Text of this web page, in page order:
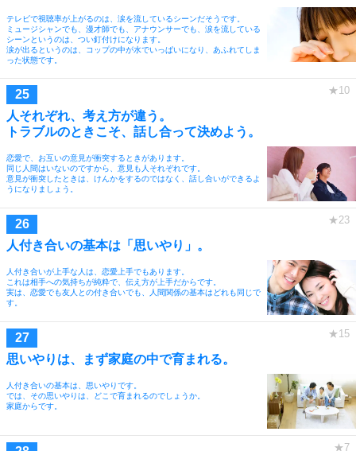
テレビで視聴率が上がるのは、涙を流しているシーンだそうです。
ミュージシャンでも、漫才師でも、アナウンサーでも、涙を流している
シーンというのは、つい釘付けになります。
涙が出るというのは、コップの中が水でいっぱいになり、あふれてしま
った状態です。
人それぞれ、考え方が違う。
トラブルのときこそ、話し合って決めよう。
恋愛で、お互いの意見が衝突するときがあります。
同じ人間はいないのですから、意見も人それぞれです。
意見が衝突したときは、けんかをするのではなく、話し合いができるよ
うになりましょう。
人付き合いの基本は「思いやり」。
人付き合いが上手な人は、恋愛上手でもあります。
これは相手への気持ちが純粋で、伝え方が上手だからです。
実は、恋愛でも友人との付き合いでも、人間関係の基本はどれも同じで
す。
思いやりは、まず家庭の中で育まれる。
人付き合いの基本は、思いやりです。
では、その思いやりは、どこで育まれるのでしょうか。
家庭からです。